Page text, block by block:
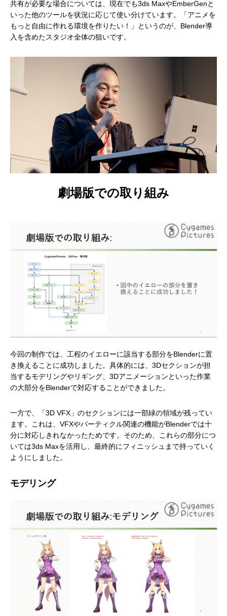
共有が必要な場合については、現在でも3ds MaxやEmberGenと
いった他のツールを状況に応じて使い分けています。「アニメを
もっと自由に作れる環境を作りたい！」というのが、Blender導
入を含めたスタジオ全体の狙いです。
劇場版での取り組み
今回の制作では、工程のイエローに該当する部分をBlenderに置
き換えることに成功しました。具体的には、3Dセクションが担
当するモデリングやリギング、3Dアニメーションといった作業
の大部分をBlenderで対応することができました。
一方で、「3D VFX」のセクションには一部緑の領域が残ってい
ます。これは、VFXやパーティクル関連の機能がBlenderでは十
分に対応しきれなかったためです。そのため、これらの部分につ
いては3ds Maxを活用し、最終的にフィニッシュまで持っていく
ようにしました。
モデリング